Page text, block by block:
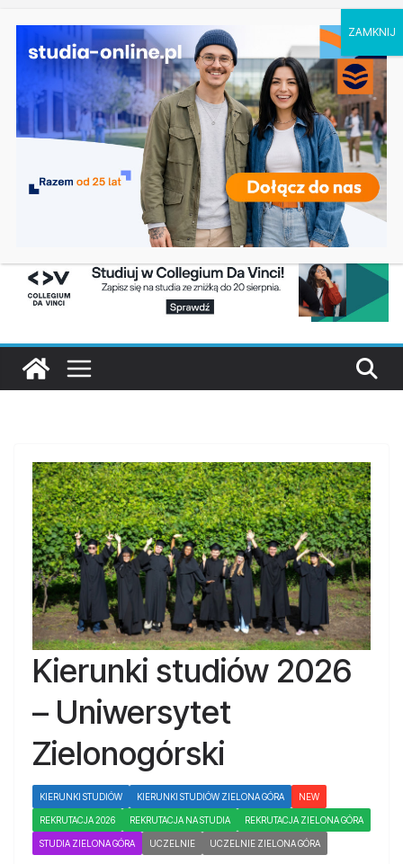
Ostatnie
wpisy:
Dodatkowa rekrutacja na studia na UJD –
Uniwersytet Jana Długosza w Częstochowie
Biotechnologia – Uniwersytet Przyrodniczy w
Poznaniu
Zarządzanie w turystyce w Katowicach
Turystyka – Uniwersytet Wrocławski
Oceanotechnika w Szczecinie
Kierunki studiów 2026
– Uniwersytet
Zielonogórski
KIERUNKI STUDIÓW KIERUNKI STUDIÓW ZIELONA GÓRA NEW
REKRUTACJA 2026 REKRUTACJA NA STUDIA REKRUTACJA ZIELONA GÓRA
STUDIA ZIELONA GÓRA UCZELNIE UCZELNIE ZIELONA GÓRA